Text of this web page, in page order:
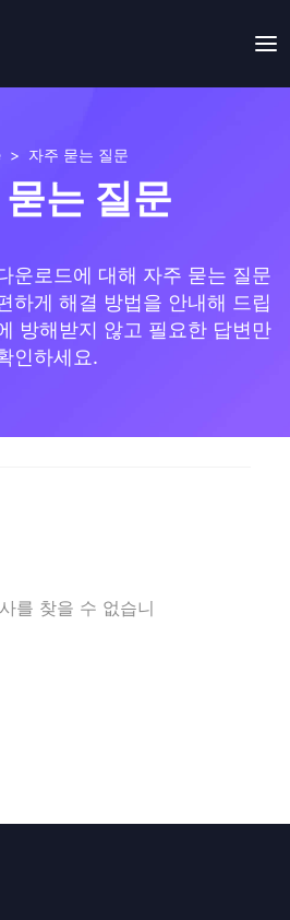
> 자주 묻는 질문
는 질문
운로드에 대해 자주 묻는 질문
하게 해결 방법을 안내해 드립
방해받지 않고 필요한 답변만
인하세요.
를 찾을 수 없습니